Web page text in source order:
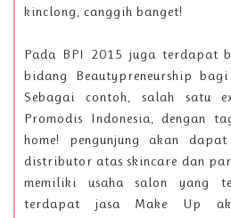
kinclong, canggih banget!
Pada BPI 2015 juga terdapat
bidang Beautypreneurship
Sebagai contoh, salah satu
Promodis Indonesia, dengan
home! pengunjung akan
distributor atas skincare dan
memiliki usaha salon yang
terdapat jasa Make Up